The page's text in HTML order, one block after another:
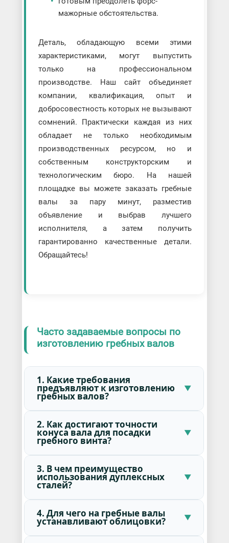
мажорные обстоятельства.
Деталь, обладающую всеми этими
характеристиками, могут выпустить
только на профессиональном
производстве. Наш сайт объединяет
компании, квалификация, опыт и
добросовестность которых не вызывают
сомнений. Практически каждая из них
обладает не только необходимым
производственных ресурсом, но и
собственным конструкторским и
технологическим бюро. На нашей
площадке вы можете заказать гребные
валы за пару минут, разместив
объявление и выбрав лучшего
исполнителя, а затем получить
гарантированно качественные детали.
Обращайтесь!
Часто задаваемые вопросы по
изготовлению гребных валов
1. Какие требования
предъявляют к изготовлению
гребных валов?
2. Как достигают точности
конуса вала для посадки
гребного винта?
3. В чем преимущество
использования дуплексных
сталей?
4. Для чего на гребные валы
устанавливают облицовки?